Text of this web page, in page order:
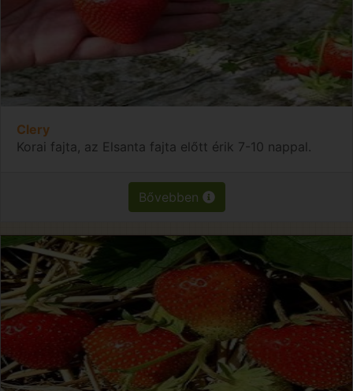
Clery
Korai fajta, az Elsanta fajta előtt érik 7-10 nappal.
Bővebben